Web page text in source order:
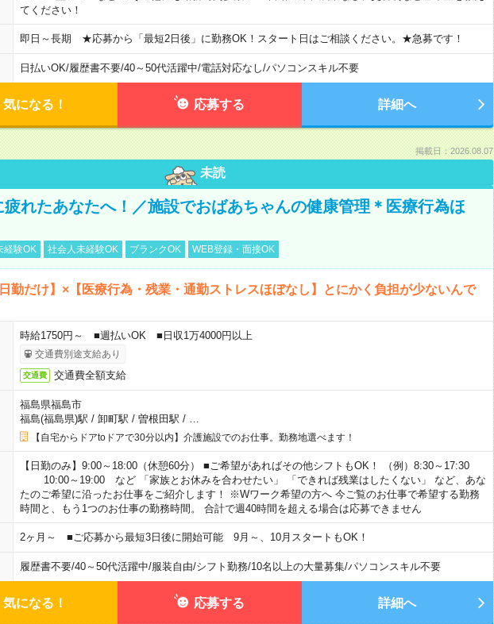
てください！
即日～長期 ★応募から「最短2日後」に勤務OK！スタート日はご相談ください。★急募です！
日払いOK/履歴書不要/40～50代活躍中/電話対応なし/パソコンスキル不要
気になる！ 応募する 詳細へ
掲載日：2026.08.07
未読
疲れたあなたへ！／施設でおばあちゃんの健康管理＊医療行為ほ
経験OK 社会人未経験OK ブランクOK WEB登録・面接OK
日勤だけ】×【医療行為・残業・通勤ストレスほぼなし】とにかく負担が少ないんで
時給1750円～ ■週払いOK ■日収1万4000円以上
交通費別途支給あり
交通費 交通費全額支給
福島県福島市
福島(福島県)駅 / 卸町駅 / 曽根田駅 /
【自宅からドアtoドアで30分以内】介護施設でのお仕事。勤務地選べます！
【日勤のみ】9:00～18:00（休憩60分） ■ご希望があればその他シフトもOK！ （例）8:30～17:30
10:00～19:00 など 「家族とお休みを合わせたい」 「できれば残業はしたくない」 など、あな
たのご希望に沿ったお仕事をご紹介します！ ※Wワーク希望の方へ 今ご覧のお仕事で希望する勤務
時間と、もう1つのお仕事の勤務時間。 合計で週40時間を超える場合は応募できません
2ヶ月～ ■ご応募から最短3日後に開始可能 9月～、10月スタートもOK！
履歴書不要/40～50代活躍中/服装自由/シフト勤務/10名以上の大量募集/パソコンスキル不要
気になる！ 応募する 詳細へ